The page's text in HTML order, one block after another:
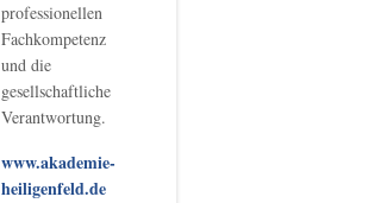
professionellen
Fachkompetenz
und die
gesellschaftliche
Verantwortung.
www.akademie-
heiligenfeld.de